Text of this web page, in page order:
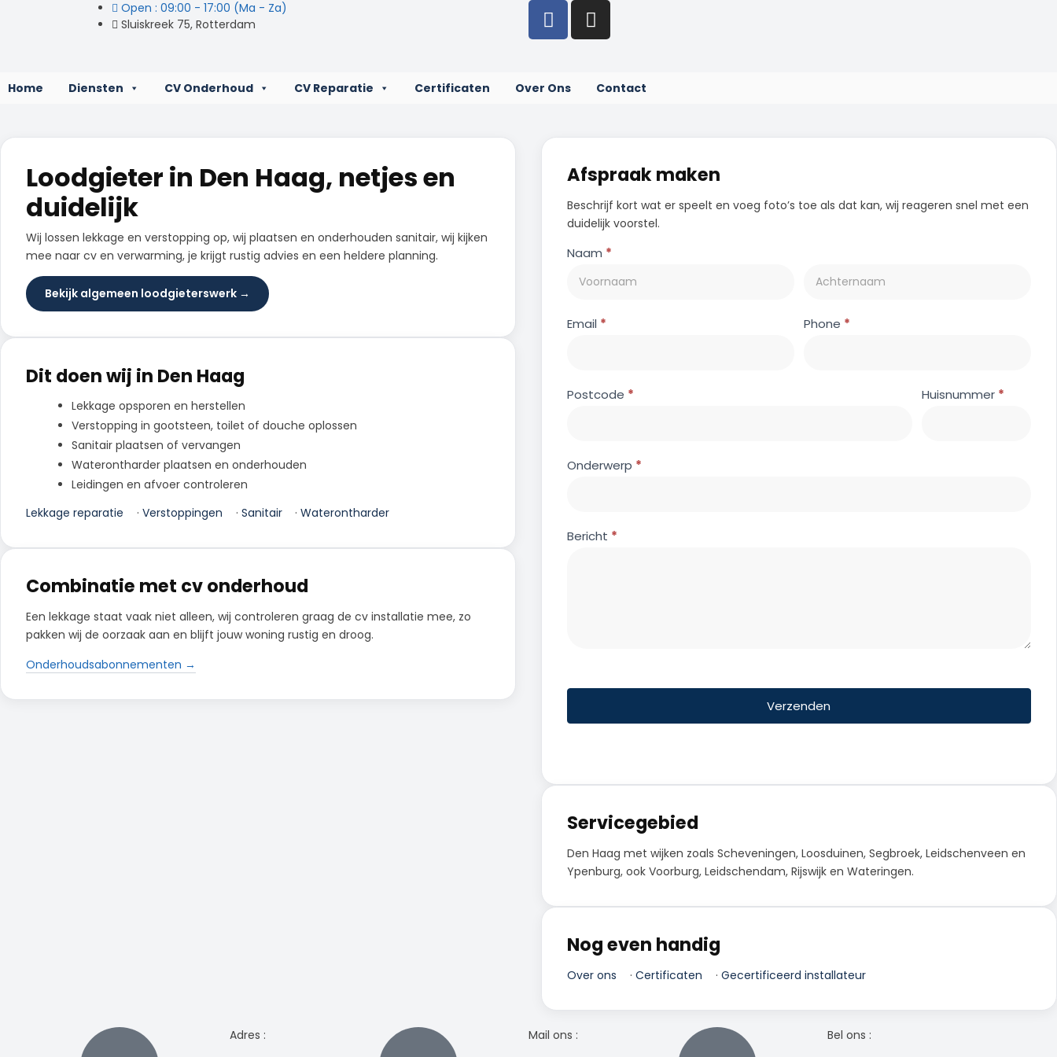
Open : 09:00 - 17:00 (Ma - Za)
Sluiskreek 75, Rotterdam
Home Diensten CV Onderhoud CV Reparatie Certificaten Over Ons Contact
Loodgieter in Den Haag, netjes en
duidelijk
Wij lossen lekkage en verstopping op, wij plaatsen en onderhouden sanitair, wij kijken
mee naar cv en verwarming, je krijgt rustig advies en een heldere planning.
Bekijk algemeen loodgieterswerk →
Dit doen wij in Den Haag
Lekkage opsporen en herstellen
Verstopping in gootsteen, toilet of douche oplossen
Sanitair plaatsen of vervangen
Waterontharder plaatsen en onderhouden
Leidingen en afvoer controleren
Lekkage reparatie
· Verstoppingen · Sanitair ·Waterontharder
Combinatie met cv onderhoud
Een lekkage staat vaak niet alleen, wij controleren graag de cv installatie mee, zo
pakken wij de oorzaak aan en blijft jouw woning rustig en droog.
Onderhoudsabonnementen →
Afspraak maken
Beschrijf kort wat er speelt en voeg foto’s toe als dat kan, wij reageren snel met een
duidelijk voorstel.
Contact
Naam *
Email * Phone *
Postcode * Huisnummer *
Onderwerp *
Bericht *
Verzenden
Servicegebied
Den Haag met wijken zoals Scheveningen, Loosduinen, Segbroek, Leidschenveen en
Ypenburg, ook Voorburg, Leidschendam, Rijswijk en Wateringen.
Nog even handig
Over ons · Certificaten · Gecertificeerd installateur
Adres : Mail ons : Bel ons :